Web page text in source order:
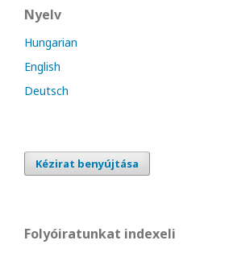
Nyelv
Hungarian
English
Deutsch
Kézirat benyújtása
Folyóiratunkat indexeli